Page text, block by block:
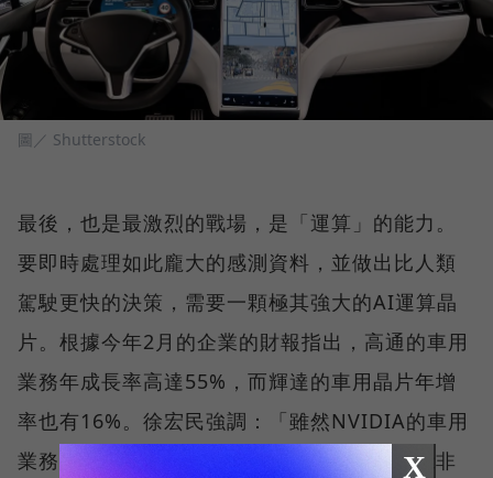
圖／ Shutterstock
最後，也是最激烈的戰場，是「運算」的能力。
要即時處理如此龐大的感測資料，並做出比人類
駕駛更快的決策，需要一顆極其強大的AI運算晶
片。根據今年2月的企業的財報指出，高通的車用
業務年成長率高達55%，而輝達的車用晶片年增
率也有16%。徐宏民強調：「雖然NVIDIA的車用
業務佔比仍小於其資料中心業務，但成長動能非
X